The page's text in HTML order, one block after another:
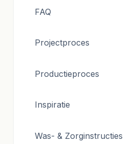
FAQ
Projectproces
Productieproces
Inspiratie
Was- & Zorginstructies